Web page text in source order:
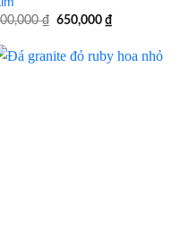
₫ Giá
700,000 ₫.
650,000₫
là: